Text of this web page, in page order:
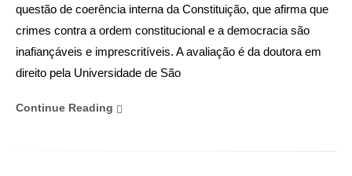
questão de coerência interna da Constituição, que afirma que
crimes contra a ordem constitucional e a democracia são
inafiançáveis e imprescritíveis. A avaliação é da doutora em
direito pela Universidade de São
Continue Reading